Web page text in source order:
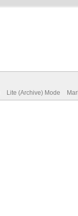
Lite (Archive) Mode